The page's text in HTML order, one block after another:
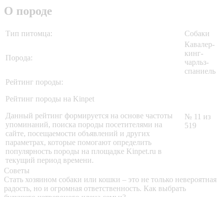
О породе
Тип питомца: Собаки
Порода:
Кавалер-
кинг-
чарльз-
спаниель
Рейтинг породы:
Рейтинг породы на Kinpet
Данный рейтинг формируется на основе частоты
упоминаний, поиска породы посетителями на
сайте, посещаемости объявлений и других
параметрах, которые помогают определить
популярность породы на площадке Kinpet.ru в
текущий период времени.
№ 11 из
519
Советы
Стать хозяином собаки или кошки – это не только невероятная
радость, но и огромная ответственность. Как выбрать